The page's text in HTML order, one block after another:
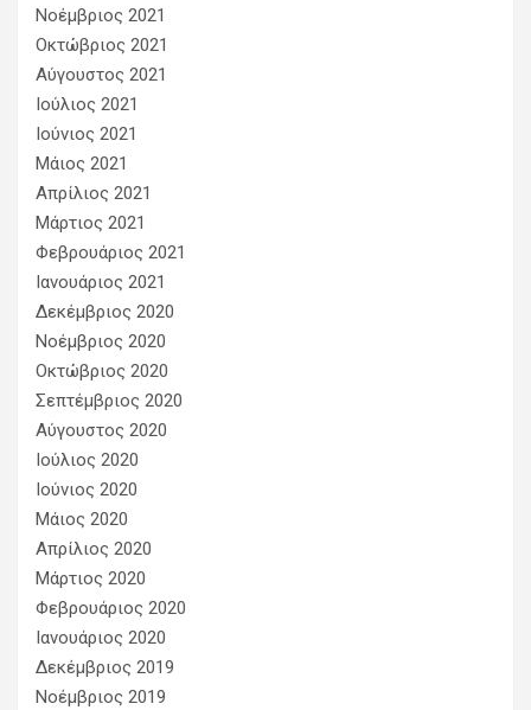
Νοέμβριος 2021
Οκτώβριος 2021
Αύγουστος 2021
Ιούλιος 2021
Ιούνιος 2021
Μάιος 2021
Απρίλιος 2021
Μάρτιος 2021
Φεβρουάριος 2021
Ιανουάριος 2021
Δεκέμβριος 2020
Νοέμβριος 2020
Οκτώβριος 2020
Σεπτέμβριος 2020
Αύγουστος 2020
Ιούλιος 2020
Ιούνιος 2020
Μάιος 2020
Απρίλιος 2020
Μάρτιος 2020
Φεβρουάριος 2020
Ιανουάριος 2020
Δεκέμβριος 2019
Νοέμβριος 2019